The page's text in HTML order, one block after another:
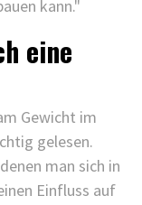
kann."
eine
Gewicht im
gelesen.
man sich in
Einfluss auf